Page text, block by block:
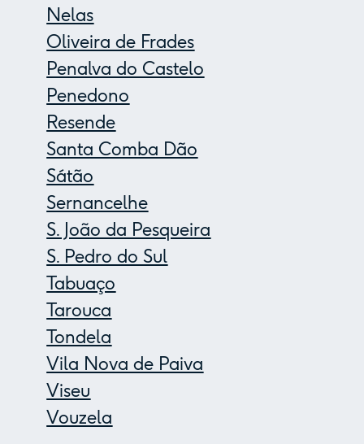
Nelas
Oliveira de Frades
Penalva do Castelo
Penedono
Resende
Santa Comba Dão
Sátão
Sernancelhe
S. João da Pesqueira
S. Pedro do Sul
Tabuaço
Tarouca
Tondela
Vila Nova de Paiva
Viseu
Vouzela